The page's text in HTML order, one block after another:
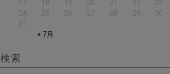
« 7月
17 18 19 20 21 22
23
24
25 26 27 28 29
30
31
検索